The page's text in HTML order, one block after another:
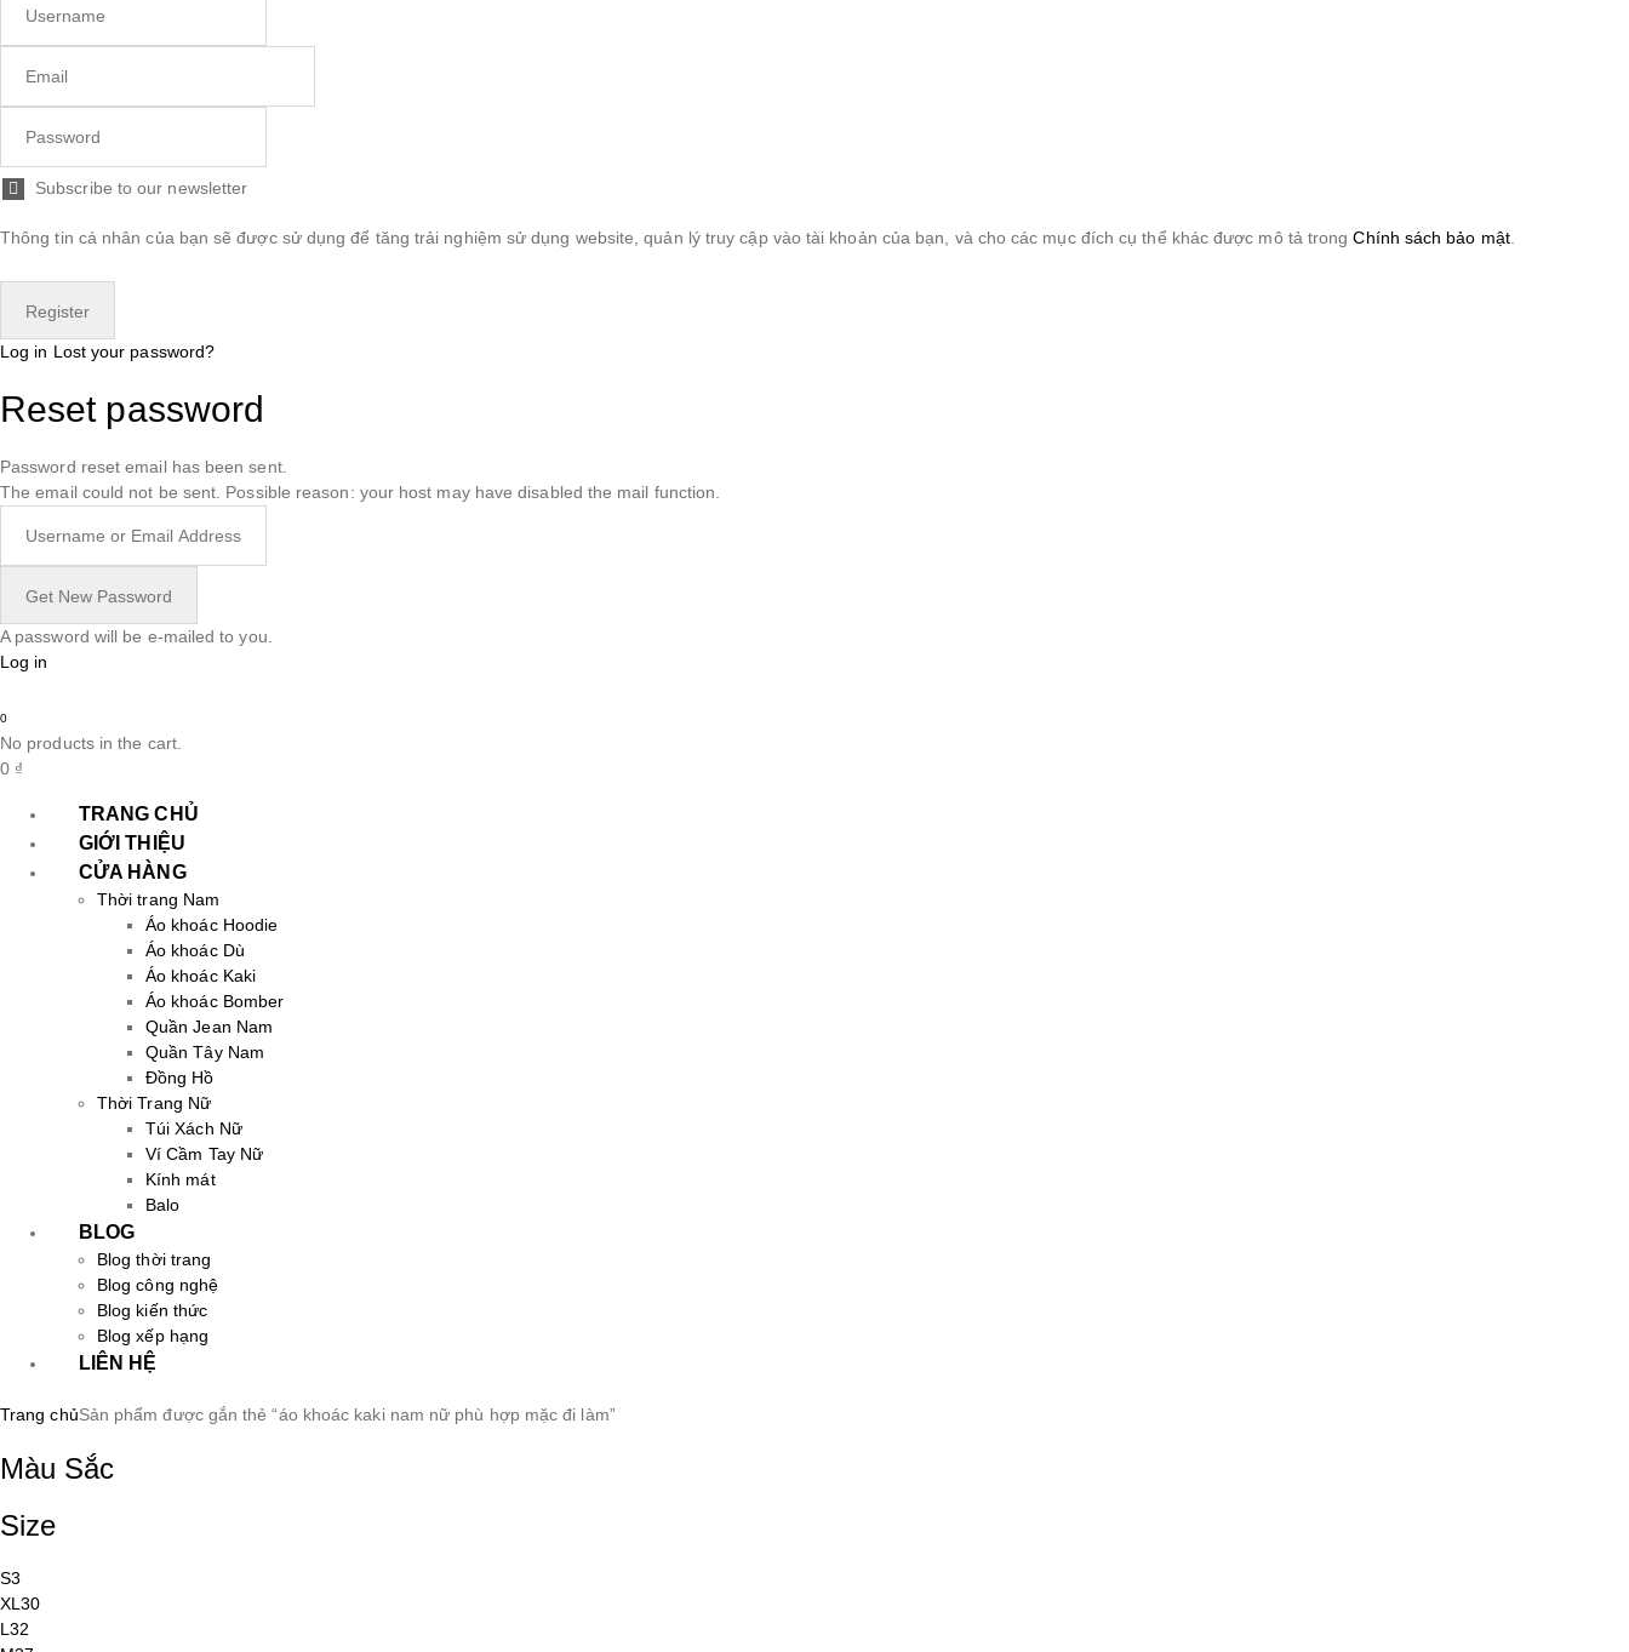
Subscribe to our newsletter
Thông tin cá nhân của bạn sẽ được sử dụng để tăng trải nghiệm sử dụng website, quản lý truy cập vào tài khoản của bạn, và cho các mục đích cụ thể khác được mô tả trongChính sách bảo mật.
Log in Lost your password?
Reset password
Password reset email has been sent.
The email could not be sent. Possible reason: your host may have disabled the mail function.
A password will be e-mailed to you.
Log in
0
No products in the cart.
0 ₫
TRANG CHỦ
GIỚI THIỆU
CỬA HÀNG
Thời trang Nam
Áo khoác Hoodie
Áo khoác Dù
Áo khoác Kaki
Áo khoác Bomber
Quần Jean Nam
Quần Tây Nam
Đồng Hồ
Thời Trang Nữ
Túi Xách Nữ
Ví Cầm Tay Nữ
Kính mát
Balo
BLOG
Blog thời trang
Blog công nghệ
Blog kiến thức
Blog xếp hạng
LIÊN HỆ
Trang chủSản phẩm được gắn thẻ “áo khoác kaki nam nữ phù hợp mặc đi làm”
Màu Sắc
Size
S3
XL30
L32